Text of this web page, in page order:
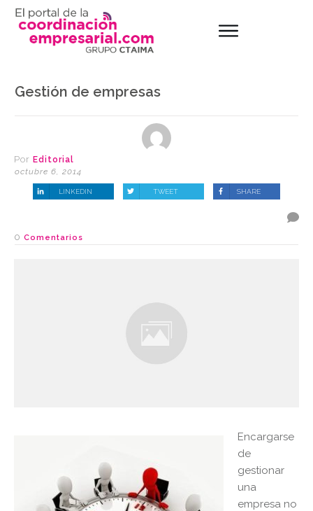
Gestión de empresas
Por Editorial
octubre 6, 2014
LINKEDIN TWEET SHARE
0 Comentarios
Encargarse
de
gestionar
una
empresa no